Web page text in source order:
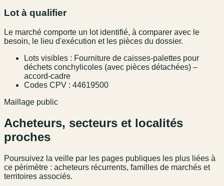
Lot à qualifier
Le marché comporte un lot identifié, à comparer avec le
besoin, le lieu d'exécution et les pièces du dossier.
Lots visibles : Fourniture de caisses-palettes pour
déchets conchylicoles (avec pièces détachées) –
accord-cadre
Codes CPV : 44619500
Maillage public
Acheteurs, secteurs et localités
proches
Poursuivez la veille par les pages publiques les plus liées à
ce périmètre : acheteurs récurrents, familles de marchés et
territoires associés.